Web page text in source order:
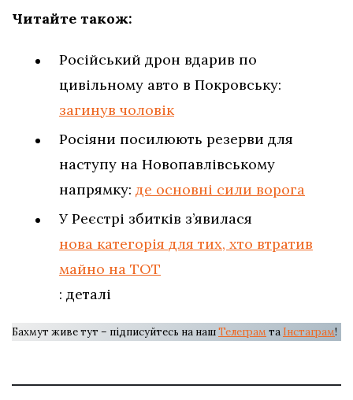
Читайте також:
Російський дрон вдарив по
цивільному авто в Покровську:
загинув чоловік
Росіяни посилюють резерви для
наступу на Новопавлівському
напрямку: де основні сили ворога
У Реєстрі збитків з’явилася
нова категорія для тих, хто втратив
майно на ТОТ
: деталі
Бахмут живе тут – підписуйтесь на нашТелеграм та Інстаграм!